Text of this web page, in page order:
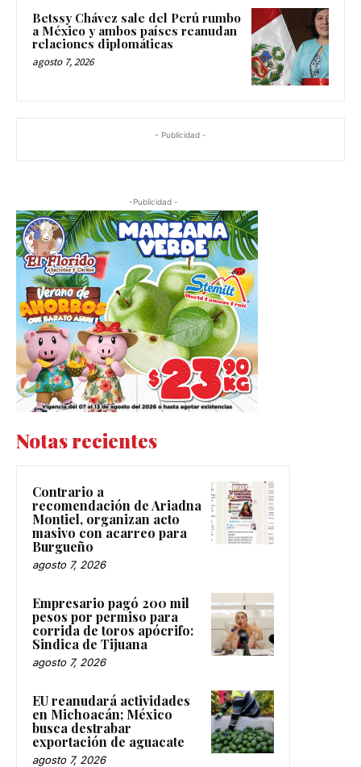
Betssy Chávez sale del Perú rumbo
a México y ambos países reanudan
relaciones diplomáticas
agosto 7, 2026
- Publicidad -
-Publicidad -
Notas recientes
Contrario a
recomendación de Ariadna
Montiel, organizan acto
masivo con acarreo para
Burgueño
agosto 7, 2026
Empresario pagó 200 mil
pesos por permiso para
corrida de toros apócrifo:
Sindica de Tijuana
agosto 7, 2026
EU reanudará actividades
en Michoacán; México
busca destrabar
exportación de aguacate
agosto 7, 2026